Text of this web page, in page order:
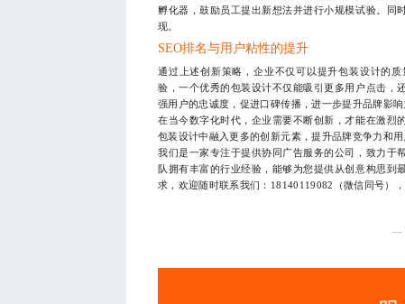
孵化器，鼓励员工提出新想法并进行小规模试验。同
现。
SEO排名与用户粘性的提升
通过上述创新策略，企业不仅可以提升包装设计的
验，一个优秀的包装设计不仅能吸引更多用户点击，
强用户的忠诚度，促进口碑传播，进一步提升品牌影响
在当今数字化时代，企业需要不断创新，才能在激烈
包装设计中融入更多的创新元素，提升品牌竞争力和用
我们是一家专注于提供协同广告服务的公司，致力于
队拥有丰富的行业经验，能够为您提供从创意构思到
求，欢迎随时联系我们：18140119082（微信同号），
—